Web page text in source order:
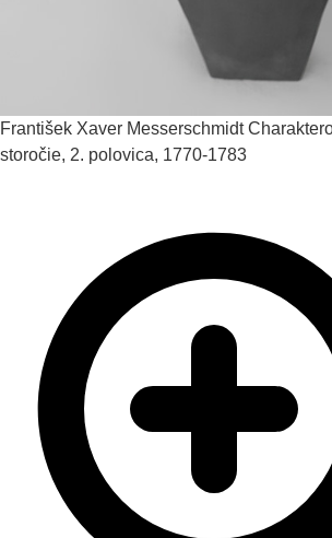
František Xaver Messerschmidt
storočie, 2. polovica, 1770-1783